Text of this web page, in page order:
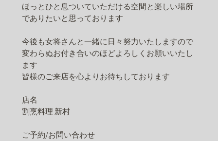
ほっとひと息ついていただける空間と楽しい場所
でありたいと思っております
今後も女将さんと一緒に日々努力いたしますので
変わらぬお付き合いのほどよろしくお願いいたし
ます
皆様のご来店を心よりお待ちしております
店名
割烹料理 新村
ご予約/お問い合わせ